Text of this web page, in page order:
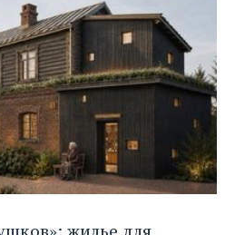
жилье для